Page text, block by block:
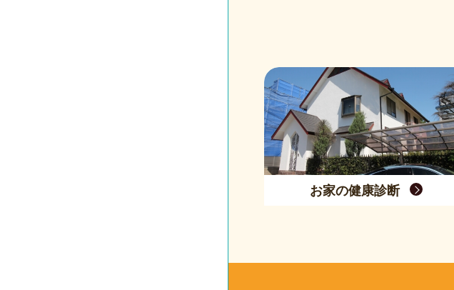
お家の健康診断